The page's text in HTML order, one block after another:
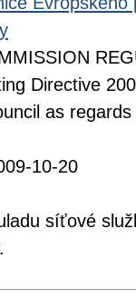
Directive
as
10-20
síťové